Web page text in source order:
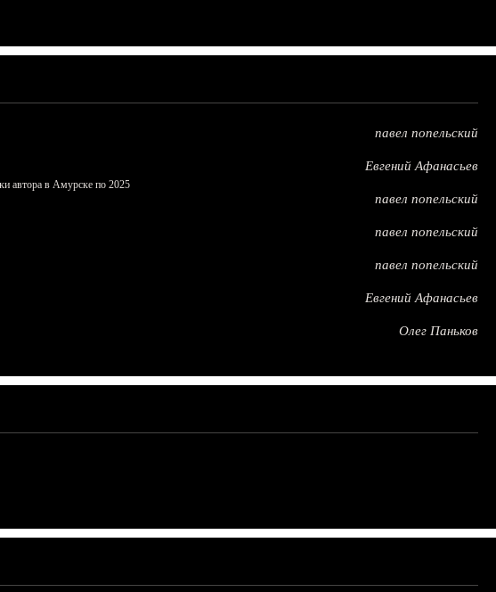
павел попельский
Евгений Афанасьев
автора в Амурске по 2025
павел попельский
павел попельский
павел попельский
Евгений Афанасьев
Олег Паньков